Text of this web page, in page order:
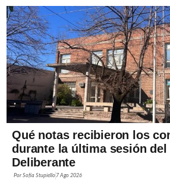
Qué notas recibieron los
durante la última sesión del
Deliberante
PorSofía Stupiello 7 Ago 2026